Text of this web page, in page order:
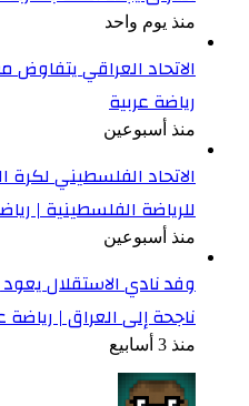
منذ يوم واحد
الاتحاد العراقي يتفاوض
رياضة عربية
منذ أسبوعين
الاتحاد الفلسطيني لكرة
للرياضة الفلسطينية |
منذ أسبوعين
وفد نادي الاستقلال يعود
ناجحة إلى العراق | رياضة
منذ 3 أسابيع